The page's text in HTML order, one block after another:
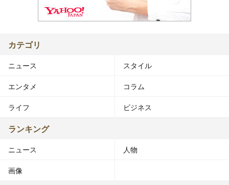
カテゴリ
ニュース スタイル
エンタメ コラム
ライフ ビジネス
ランキング
ニュース 人物
画像